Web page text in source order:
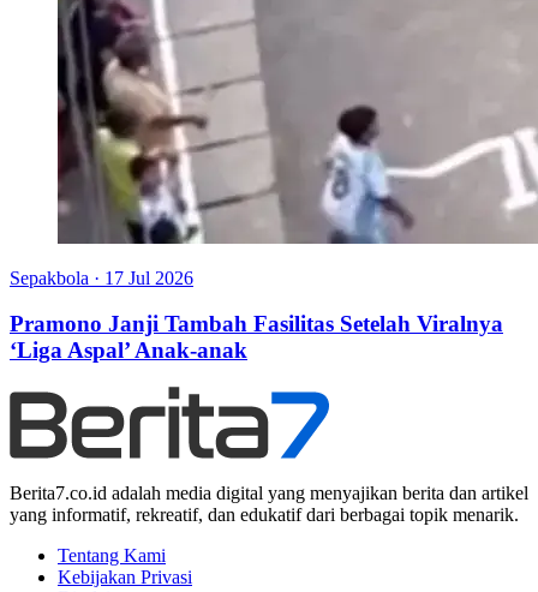
Sepakbola · 17 Jul 2026
Pramono Janji Tambah Fasilitas Setelah Viralnya
‘Liga Aspal’ Anak-anak
Berita7.co.id adalah media digital yang menyajikan berita dan artikel
yang informatif, rekreatif, dan edukatif dari berbagai topik menarik.
Tentang Kami
Kebijakan Privasi